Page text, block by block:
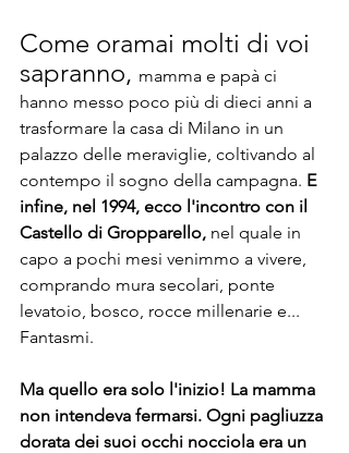
Come oramai molti di voi
sapranno, mamma e papà ci
hanno messo poco più di dieci anni a
trasformare la casa di Milano in un
palazzo delle meraviglie, coltivando al
contempo il sogno della campagna. E
infine, nel 1994, ecco l'incontro con il
Castello di Gropparello, nel quale in
capo a pochi mesi venimmo a vivere,
comprando mura secolari, ponte
levatoio, bosco, rocce millenarie e...
Fantasmi.
Ma quello era solo l'inizio! La mamma
non intendeva fermarsi. Ogni pagliuzza
dorata dei suoi occhi nocciola era un